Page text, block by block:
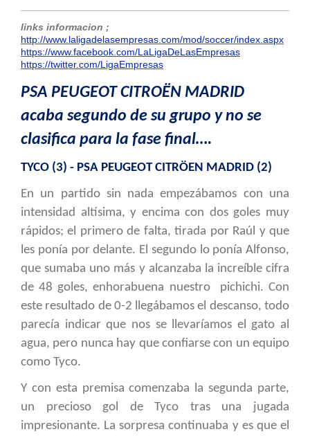
links informacion ;
http://www.laligadelasempresas.com/mod/soccer/index.aspx
https://www.facebook.com/LaLigaDeLasEmpresas
https://twitter.com/LigaEmpresas
PSA PEUGEOT CITROËN MADRID
acaba segundo de su grupo y no se
clasifica para la fase final….
TYCO (3) - PSA PEUGEOT CITRÖEN MADRID (2)
En un partido sin nada empezábamos con una
intensidad altísima, y encima con dos goles muy
rápidos; el primero de falta, tirada por Raúl y que
les ponía por delante. El segundo lo ponía Alfonso,
que sumaba uno más y alcanzaba la increíble cifra
de 48 goles, enhorabuena nuestro pichichi. Con
este resultado de 0-2 llegábamos el descanso, todo
parecía indicar que nos se llevaríamos el gato al
agua, pero nunca hay que confiarse con un equipo
como Tyco.
Y con esta premisa comenzaba la segunda parte,
un precioso gol de Tyco tras una jugada
impresionante. La sorpresa continuaba y es que el